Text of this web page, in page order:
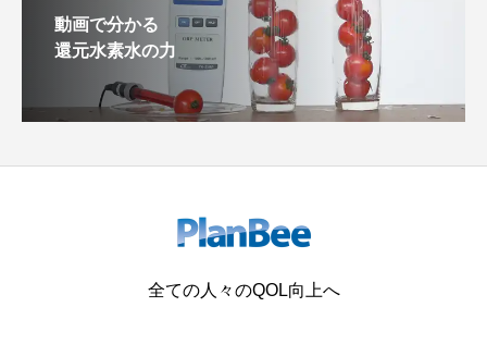
動画で分かる
還元水素水の力
全ての人々のQOL向上へ